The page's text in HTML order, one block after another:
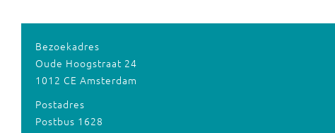
Bezoekadres
Oude Hoogstraat 24
1012 CE Amsterdam
Postadres
Postbus 1628